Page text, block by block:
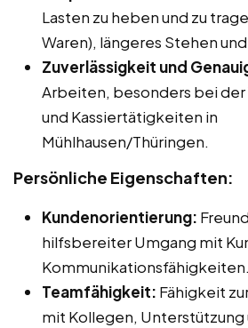
Lasten zu heben und zu
Waren), längeres Stehen
Zuverlässigkeit und
Arbeiten, besonders bei der
und Kassiertätigkeiten in
Mühlhausen/Thüringen.
Persönliche Eigenschaften:
Kundenorientierung:
hilfsbereiter Umgang mit
Kommunikationsfähigkeiten.
Teamfähigkeit: Fähigkeit
mit Kollegen, Unterstützung